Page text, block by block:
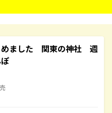
めました 関東の神社 週